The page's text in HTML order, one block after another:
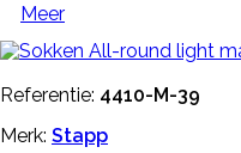
Meer
Referentie: 4410-M-39
Merk: Stapp